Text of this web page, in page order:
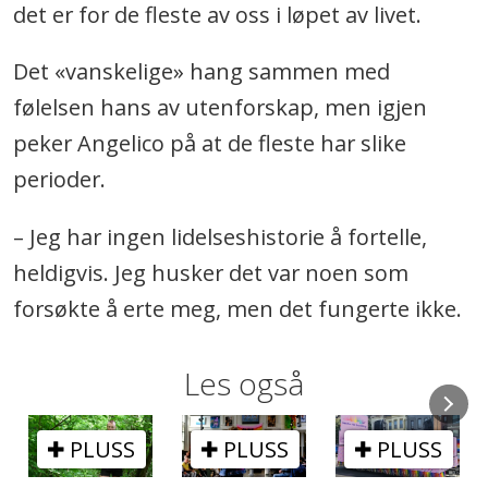
det er for de fleste av oss i løpet av livet.
Det «vanskelige» hang sammen med
følelsen hans av utenforskap, men igjen
peker Angelico på at de fleste har slike
perioder.
– Jeg har ingen lidelseshistorie å fortelle,
heldigvis. Jeg husker det var noen som
forsøkte å erte meg, men det fungerte ikke.
Les også
PLUSS PLUSS PLUSS